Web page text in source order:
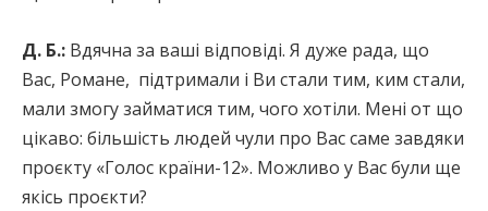
Д. Б.: Вдячна за ваші відповіді. Я дуже рада, що
Вас, Романе, підтримали і Ви стали тим, ким стали,
мали змогу займатися тим, чого хотіли. Мені от що
цікаво: більшість людей чули про Вас саме завдяки
проєкту «Голос країни-12». Можливо у Вас були ще
якісь проєкти?